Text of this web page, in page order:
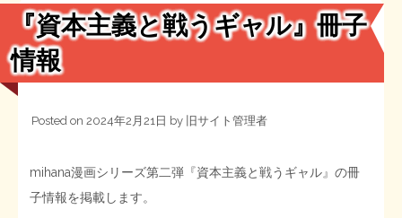
シン財源はあなたです／合同誌／旧・サブカル分室
もっと知りたい方へ
マネクリ戦士 RED & BLACK
会計報告
会計報告
『資本主義と戦うギャル』冊子
情報
Posted on 2024年2月21日 by 旧サイト管理者
mihana漫画シリーズ第二弾『資本主義と戦うギャル』の冊
子情報を掲載します。